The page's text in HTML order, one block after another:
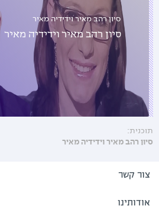
סיון רהב מאיר וידידיה מאיר
סיון רהב מאיר וידידיה מאיר
תוכנית:
סיון רהב מאיר וידידיה מאיר
צור קשר
אודותינו